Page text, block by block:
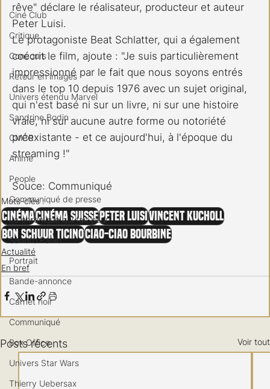
Ciné Club
Critique
Concours
Retour en images
Univers étendu Marvel
Sandrine Bodin
CMCR
Anime
People
Communiqué de presse
La chronique qui fait peur
Sandro Paulo
Portrait
Bande-annonce
Carnet noir
Communiqué
Box Office
Univers Star Wars
Thierry Uebersax
rêve" déclare le réalisateur, producteur et auteur
Peter Luisi.
Le protagoniste Beat Schlatter, qui a également
coécrit le film, ajoute : "Je suis particulièrement
impressionné par le fait que nous soyons entrés
dans le top 10 depuis 1976 avec un sujet original,
qui n'est basé ni sur un livre, ni sur une histoire
vraie, ni sur aucune autre forme ou notoriété
préexistante - et ce aujourd'hui, à l'époque du
streaming !"
Souce: Communiqué
Mots-clés :
CinémaCinéma SuissePeter LuisiVincent Kucholl
Bon Schuur TicinoCiao-Ciao Bourbine
Actualité
En bref
Posts récents Voir tout